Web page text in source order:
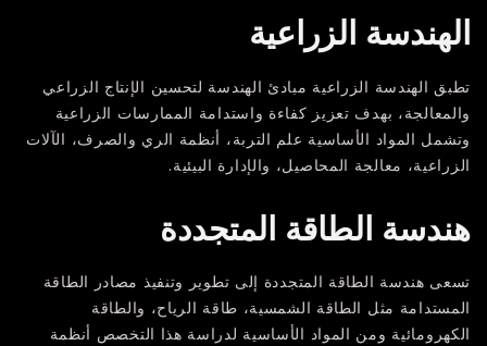
الهندسة الزراعية
تطبق الهندسة الزراعية مبادئ الهندسة لتحسين الإنتاج الزراعي
والمعالجة، بهدف تعزيز كفاءة واستدامة الممارسات الزراعية
وتشمل المواد الأساسية علم التربة، أنظمة الري والصرف، الآلات
الزراعية، معالجة المحاصيل، والإدارة البيئية.
هندسة الطاقة المتجددة
تسعى هندسة الطاقة المتجددة إلى تطوير وتنفيذ مصادر الطاقة
المستدامة مثل الطاقة الشمسية، طاقة الرياح، والطاقة
الكهرومائية ومن المواد الأساسية لدراسة هذا التخصص أنظمة